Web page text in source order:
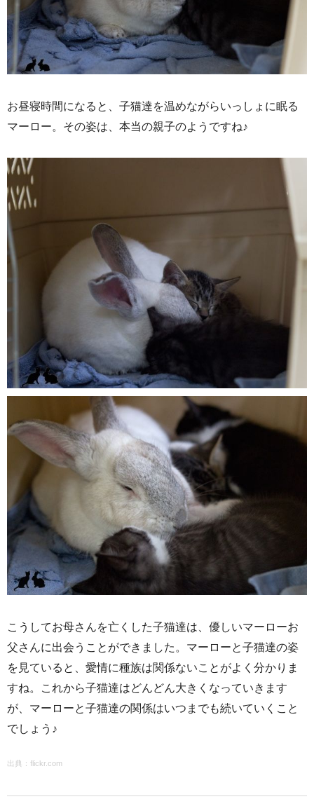
お昼寝時間になると、子猫達を温めながらいっしょに眠る
マーロー。その姿は、本当の親子のようですね♪
こうしてお母さんを亡くした子猫達は、優しいマーローお
父さんに出会うことができました。マーローと子猫達の姿
を見ていると、愛情に種族は関係ないことがよく分かりま
すね。これから子猫達はどんどん大きくなっていきます
が、マーローと子猫達の関係はいつまでも続いていくこと
でしょう♪
出典： flickr.com